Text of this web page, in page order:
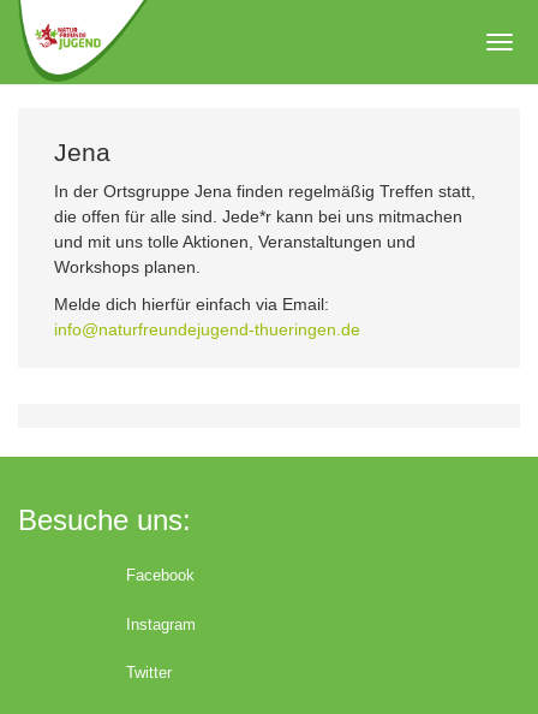
Zum
Hauptinhalt
springen
Jena
In der Ortsgruppe Jena finden regelmäßig Treffen statt,
die offen für alle sind. Jede*r kann bei uns mitmachen
und mit uns tolle Aktionen, Veranstaltungen und
Workshops planen.
Melde dich hierfür einfach via Email:
info@naturfreundejugend-thueringen.de
Besuche uns:
Facebook
Instagram
Twitter